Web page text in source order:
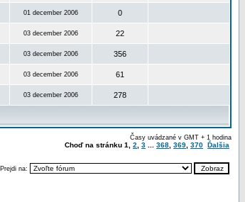
01 december 2006 0
03 december 2006 22
03 december 2006 356
03 december 2006 61
03 december 2006 278
Časy uvádzané v GMT + 1 hodina
Choď na stránku 1 2 3 368 369 370 Ďalšia
Prejdi na: